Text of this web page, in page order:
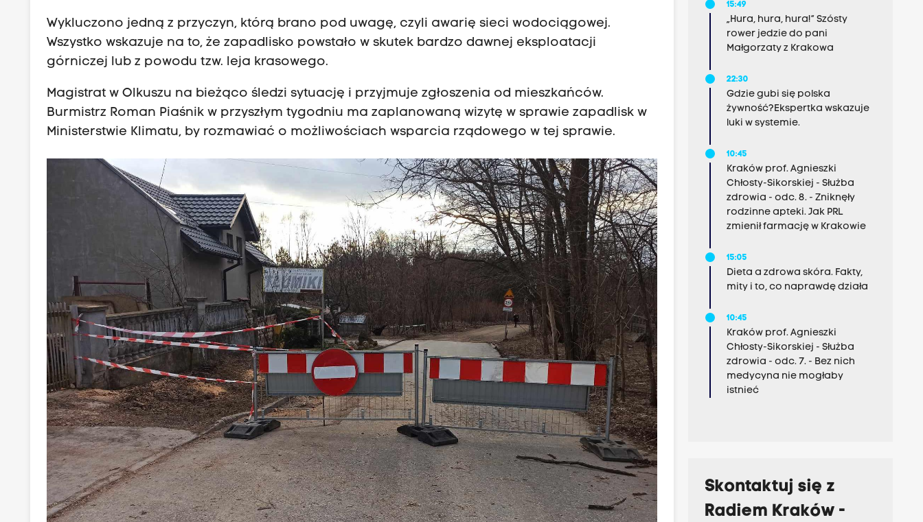
Wykluczono jedną z przyczyn, którą brano pod uwagę, czyli awarię sieci wodociągowej.
Wszystko wskazuje na to, że zapadlisko powstało w skutek bardzo dawnej eksploatacji
górniczej lub z powodu tzw. leja krasowego.
Magistrat w Olkuszu na bieżąco śledzi sytuację i przyjmuje zgłoszenia od mieszkańców.
Burmistrz Roman Piaśnik w przyszłym tygodniu ma zaplanowaną wizytę w sprawie zapadlisk w
Ministerstwie Klimatu, by rozmawiać o możliwościach wsparcia rządowego w tej sprawie.
15:49
„Hura, hura, hura!” Szósty
rower jedzie do pani
Małgorzaty z Krakowa
22:30
Gdzie gubi się polska
żywność?Ekspertka wskazuje
luki w systemie.
10:45
Kraków prof. Agnieszki
Chłosty-Sikorskiej - Służba
zdrowia - odc. 8. - Zniknęły
rodzinne apteki. Jak PRL
zmienił farmację w Krakowie
15:05
Dieta a zdrowa skóra. Fakty,
mity i to, co naprawdę działa
10:45
Kraków prof. Agnieszki
Chłosty-Sikorskiej - Służba
zdrowia - odc. 7. - Bez nich
medycyna nie mogłaby
istnieć
Skontaktuj się z
Radiem Kraków -